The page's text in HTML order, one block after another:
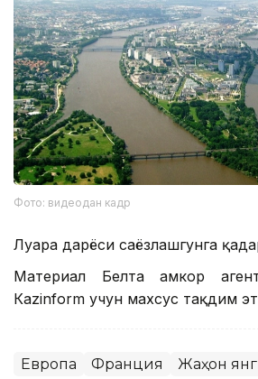
Фото: видеодан кадр
Луара дарёси саёзлашгунга
Материал Белта ҳамкор
Кazinform учун махсус тақдим
Европа Франция Жаҳон